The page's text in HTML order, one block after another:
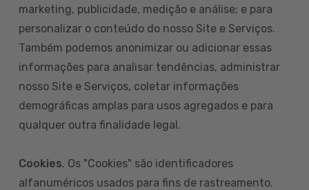
marketing, publicidade, medição e análise; e para
personalizar o conteúdo do nosso Site e Serviços.
Também podemos anonimizar ou adicionar essas
informações para analisar tendências, administrar
nosso Site e Serviços, coletar informações
demográficas amplas para usos agregados e para
qualquer outra finalidade legal.
Cookies. Os "Cookies" são identificadores
alfanuméricos usados para fins de rastreamento.